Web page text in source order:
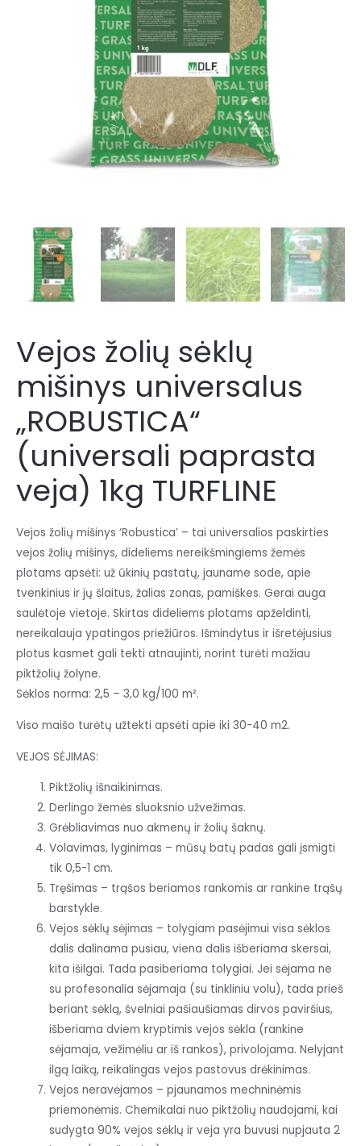
Vejos žolių sėklų
mišinys universalus
„ROBUSTICA“
(universali paprasta
veja) 1kg TURFLINE
Vejos žolių mišinys ‘Robustica’ – tai universalios paskirties
vejos žolių mišinys, dideliems nereikšmingiems žemės
plotams apsėti: už ūkinių pastatų, jauname sode, apie
tvenkinius ir jų šlaitus, žalias zonas, pamiškes. Gerai auga
saulėtoje vietoje. Skirtas dideliems plotams apželdinti,
nereikalauja ypatingos priežiūros. Išmindytus ir išretėjusius
plotus kasmet gali tekti atnaujinti, norint turėti mažiau
piktžolių žolyne.
Sėklos norma: 2,5 – 3,0 kg/100 m².
Viso maišo turėtų užtekti apsėti apie iki 30-40 m2.
VEJOS SĖJIMAS:
Piktžolių išnaikinimas.
Derlingo žemės sluoksnio užvežimas.
Grėbliavimas nuo akmenų ir žolių šaknų.
Volavimas, lyginimas – mūsų batų padas gali įsmigti
tik 0,5-1 cm.
Tręšimas – trąšos beriamos rankomis ar rankine trąšų
barstykle.
Vejos sėklų sėjimas – tolygiam pasėjimui visa sėklos
dalis dalinama pusiau, viena dalis išberiama skersai,
kita išilgai. Tada pasiberiama tolygiai. Jei sėjama ne
su profesonalia sėjamaja (su tinkliniu volu), tada prieš
beriant sėklą, švelniai pašiaušiamas dirvos paviršius,
išberiama dviem kryptimis vejos sėkla (rankine
sėjamaja, vežimėliu ar iš rankos), privolojama. Nelyjant
ilgą laiką, reikalingas vejos pastovus drėkinimas.
Vejos neravėjamos – pjaunamos mechninėmis
priemonėmis. Chemikalai nuo piktžolių naudojami, kai
sudygta 90% vejos sėklų ir veja yra buvusi nupjauta 2